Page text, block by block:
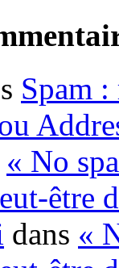
Spam :
« No
être
dans «